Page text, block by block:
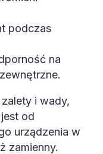
podczas
na
i wady,
od
urządzenia w
zamienny.